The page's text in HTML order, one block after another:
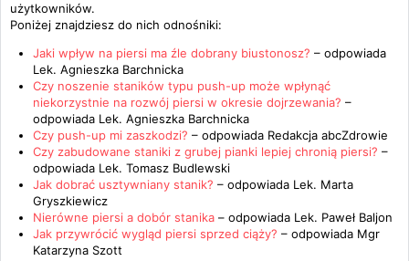
użytkowników.
Poniżej znajdziesz do nich odnośniki:
Jaki wpływ na piersi ma źle dobrany biustonosz? – odpowiada
Lek. Agnieszka Barchnicka
Czy noszenie staników typu push-up może wpłynąć
niekorzystnie na rozwój piersi w okresie dojrzewania? –
odpowiada Lek. Agnieszka Barchnicka
Czy push-up mi zaszkodzi? – odpowiada Redakcja abcZdrowie
Czy zabudowane staniki z grubej pianki lepiej chronią piersi? –
odpowiada Lek. Tomasz Budlewski
Jak dobrać usztywniany stanik? – odpowiada Lek. Marta
Gryszkiewicz
Nierówne piersi a dobór stanika – odpowiada Lek. Paweł Baljon
Jak przywrócić wygląd piersi sprzed ciąży? – odpowiada Mgr
Katarzyna Szott